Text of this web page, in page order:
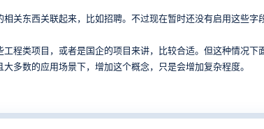
关东西关联起来，比如招聘。不过现在暂时还没有启用这些字段
程类项目，或者是国企的项目来讲，比较合适。但这种情况下
多数的应用场景下，增加这个概念，只是会增加复杂程度。